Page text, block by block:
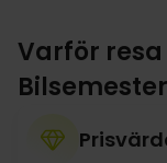
Varför resa